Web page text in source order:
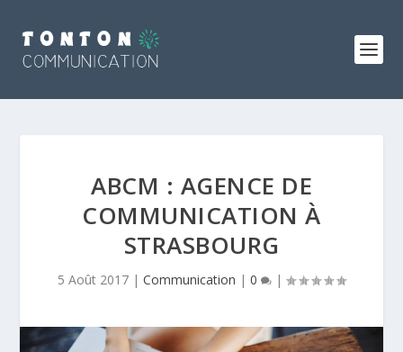
ABCM : AGENCE DE
COMMUNICATION À
STRASBOURG
5 Août 2017 | Communication | 0 |